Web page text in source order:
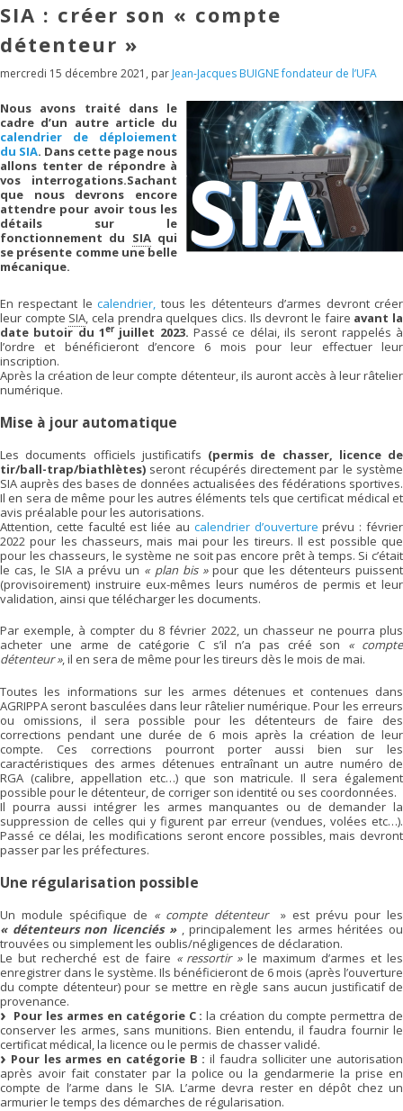
SIA : créer son « compte
détenteur »
mercredi 15 décembre 2021 , par Jean-Jacques BUIGNE fondateur de l’UFA
Nous avons traité dans le
cadre d’un autre article du
calendrier de déploiement
du SIA. Dans cette page nous
allons tenter de répondre à
vos interrogations.Sachant
que nous devrons encore
attendre pour avoir tous les
détails sur le
fonctionnement du SIAqui
se présente comme une belle
mécanique.
En respectant lecalendrier, tous les détenteurs d’armes devront créer
leur compte SIA , cela prendra quelques clics. Ils devront le faire avant la
date butoir du 1er juillet 2023. Passé ce délai, ils seront rappelés à
l’ordre et bénéficieront d’encore 6 mois pour leur effectuer leur
inscription.
Après la création de leur compte détenteur, ils auront accès à leur râtelier
numérique.
Mise à jour automatique
Les documents officiels justificatifs (permis de chasser, licence de
tir/ball-trap/biathlètes) seront récupérés directement par le système
SIA auprès des bases de données actualisées des fédérations sportives.
Il en sera de même pour les autres éléments tels que certificat médical et
avis préalable pour les autorisations.
Attention, cette faculté est liée au calendrier d’ouverture prévu : février
2022 pour les chasseurs, mais mai pour les tireurs. Il est possible que
pour les chasseurs, le système ne soit pas encore prêt à temps. Si c’était
le cas, le SIA a prévu un « plan bis »pour que les détenteurs puissent
(provisoirement) instruire eux-mêmes leurs numéros de permis et leur
validation, ainsi que télécharger les documents.
Par exemple, à compter du 8 février 2022, un chasseur ne pourra plus
acheter une arme de catégorie C s’il n’a pas créé son « compte
détenteur », il en sera de même pour les tireurs dès le mois de mai.
Toutes les informations sur les armes détenues et contenues dans
AGRIPPA seront basculées dans leur râtelier numérique. Pour les erreurs
ou omissions, il sera possible pour les détenteurs de faire des
corrections pendant une durée de 6 mois après la création de leur
compte. Ces corrections pourront porter aussi bien sur les
caractéristiques des armes détenues entraînant un autre numéro de
RGA (calibre, appellation etc…) que son matricule. Il sera également
possible pour le détenteur, de corriger son identité ou ses coordonnées.
Il pourra aussi intégrer les armes manquantes ou de demander la
suppression de celles qui y figurent par erreur (vendues, volées etc…).
Passé ce délai, les modifications seront encore possibles, mais devront
passer par les préfectures.
Une régularisation possible
Un module spécifique de « compte détenteur
» est prévu pour les
« détenteurs non licenciés » , principalement les armes héritées ou
trouvées ou simplement les oublis/négligences de déclaration.
Le but recherché est de faire « ressortir »le maximum d’armes et les
enregistrer dans le système. Ils bénéficieront de 6 mois (après l’ouverture
du compte détenteur) pour se mettre en règle sans aucun justificatif de
provenance.
Pour les armes en catégorie C : la création du compte permettra de
conserver les armes, sans munitions. Bien entendu, il faudra fournir le
certificat médical, la licence ou le permis de chasser validé.
Pour les armes en catégorie B : il faudra solliciter une autorisation
après avoir fait constater par la police ou la gendarmerie la prise en
compte de l’arme dans le SIA. L’arme devra rester en dépôt chez un
armurier le temps des démarches de régularisation.